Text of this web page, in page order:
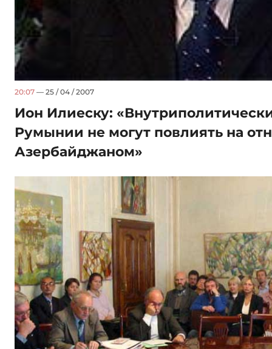
20:07 — 25 / 04 / 2007
Ион Илиеску:
Румынии не могут повлиять на
Азербайджаном»